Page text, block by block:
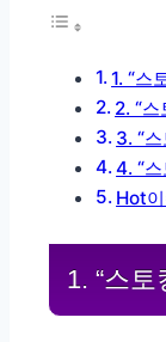
1. “스
2. “
3. “
4. “
Hot
1. “스